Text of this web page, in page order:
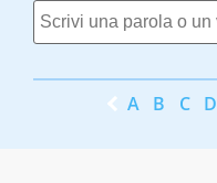
A B C D